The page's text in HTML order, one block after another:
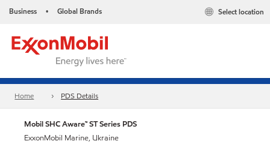
Business • Global Brands Select location
Home PDS Details
Mobil SHC Aware™ ST Series PDS
ExxonMobil Marine, Ukraine